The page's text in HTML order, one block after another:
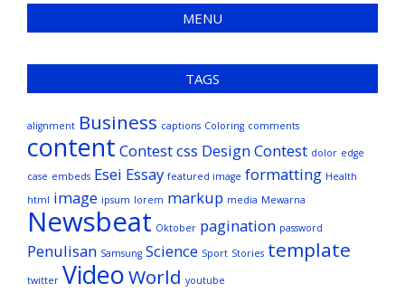
MENU
TAGS
alignment Business captions Coloring comments
content Contestcss Design Contest dolor edge
case embeds Esei Essay featured image formatting Health
html image ipsum lorem markup media Mewarna
Newsbeat Oktober pagination password
Penulisan Samsung Science Sport Stories template
twitter VideoWorld youtube